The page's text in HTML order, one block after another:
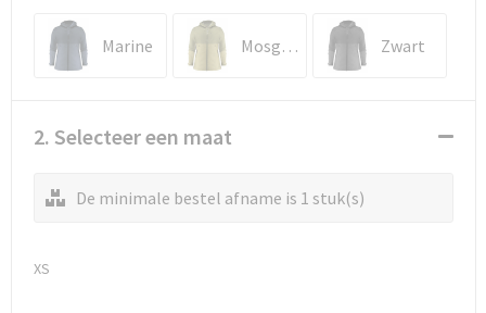
Marine Mosgroen Zwart
2. Selecteer een maat
De minimale bestel afname is 1 stuk(s)
XS